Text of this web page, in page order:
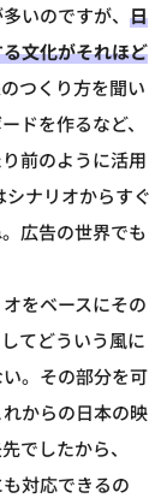
いのですが、 日
文化がそれほど
つくり方を聞い
ドを作るなど、
前のように活用
ナリオからすぐ
広告の世界でも
をベースにその
てどういう風に
。その部分を可
からの日本の映
でしたから、
対応できるの